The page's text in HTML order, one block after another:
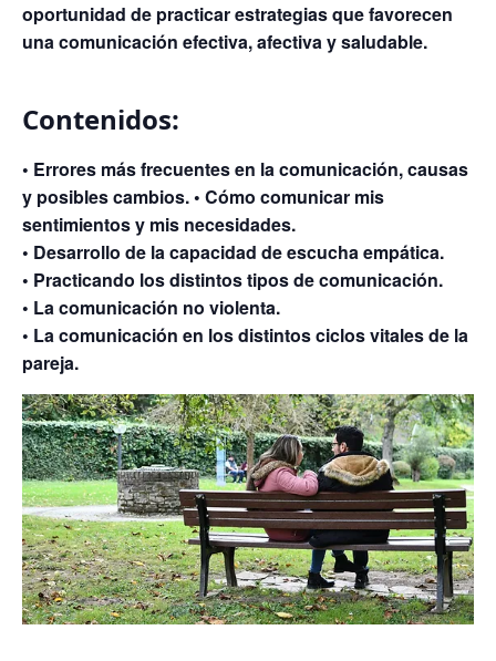
oportunidad de practicar estrategias que favorecen
una comunicación efectiva, afectiva y saludable.
Contenidos:
• Errores más frecuentes en la comunicación, causas
y posibles cambios. • Cómo comunicar mis
sentimientos y mis necesidades.
• Desarrollo de la capacidad de escucha empática.
• Practicando los distintos tipos de comunicación.
• La comunicación no violenta.
• La comunicación en los distintos ciclos vitales de la
pareja.